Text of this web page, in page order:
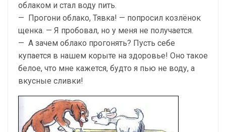
облаком и стал воду пить.
— Прогони облако, Тявка! — попросил козлёнок
щенка. — Я пробовал, но у меня не получается.
— А зачем облако прогонять? Пусть себе
купается в нашем корыте на здоровье! Оно такое
белое, что мне кажется, будто я пью не воду, а
вкусные сливки!